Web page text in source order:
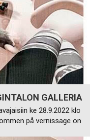
GALLERIA
ke 28.9.2022 klo
på vernissage on